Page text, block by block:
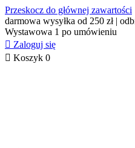
Przeskocz do głównej zawartości
darmowa wysyłka od 250 zł |
Wystawowa 1 po umówieniu
 Zaloguj się
 Koszyk 0